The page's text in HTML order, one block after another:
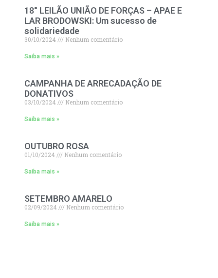
18° LEILÃO UNIÃO DE FORÇAS – APAE E
LAR BRODOWSKI: Um sucesso de
solidariedade
30/10/2024 Nenhum comentário
Saiba mais »
CAMPANHA DE ARRECADAÇÃO DE
DONATIVOS
03/10/2024 Nenhum comentário
Saiba mais »
OUTUBRO ROSA
01/10/2024 Nenhum comentário
Saiba mais »
SETEMBRO AMARELO
02/09/2024 Nenhum comentário
Saiba mais »